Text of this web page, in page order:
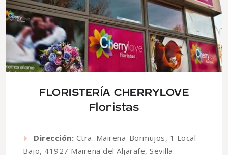
FLORISTERÍA CHERRYLOVE
Floristas
Dirección: Ctra. Mairena-Bormujos, 1 Local
Bajo, 41927 Mairena del Aljarafe, Sevilla